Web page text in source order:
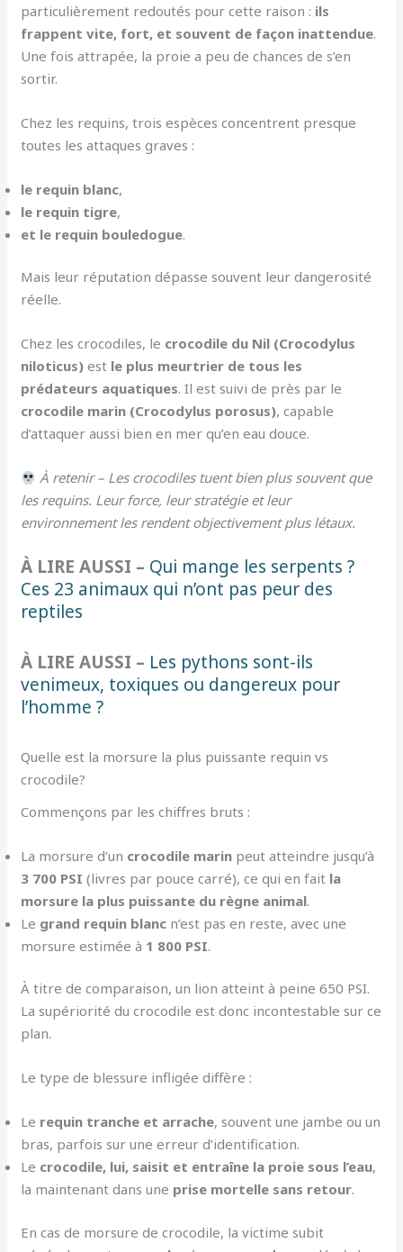
particulièrement redoutés pour cette raison : ils
frappent vite, fort, et souvent de façon inattendue.
Une fois attrapée, la proie a peu de chances de s’en
sortir.
Chez les requins, trois espèces concentrent presque
toutes les attaques graves :
le requin blanc,
le requin tigre,
et le requin bouledogue.
Mais leur réputation dépasse souvent leur dangerosité
réelle.
Chez les crocodiles, le crocodile du Nil (Crocodylus
niloticus) est le plus meurtrier de tous les
prédateurs aquatiques. Il est suivi de près par le
crocodile marin (Crocodylus porosus), capable
d’attaquer aussi bien en mer qu’en eau douce.
À retenir – Les crocodiles tuent bien plus souvent que
les requins. Leur force, leur stratégie et leur
environnement les rendent objectivement plus létaux.
À LIRE AUSSI – Qui mange les serpents ?
Ces 23 animaux qui n’ont pas peur des
reptiles
À LIRE AUSSI – Les pythons sont-ils
venimeux, toxiques ou dangereux pour
l’homme ?
Quelle est la morsure la plus puissante requin vs
crocodile?
Commençons par les chiffres bruts :
La morsure d’un crocodile marin peut atteindre jusqu’à
3 700 PSI (livres par pouce carré), ce qui en fait la
morsure la plus puissante du règne animal.
Le grand requin blanc n’est pas en reste, avec une
morsure estimée à 1 800 PSI.
À titre de comparaison, un lion atteint à peine 650 PSI.
La supériorité du crocodile est donc incontestable sur ce
plan.
Le type de blessure infligée diffère :
Le requin tranche et arrache, souvent une jambe ou un
bras, parfois sur une erreur d’identification.
Le crocodile, lui, saisit et entraîne la proie sous l’eau,
la maintenant dans une prise mortelle sans retour.
En cas de morsure de crocodile, la victime subit